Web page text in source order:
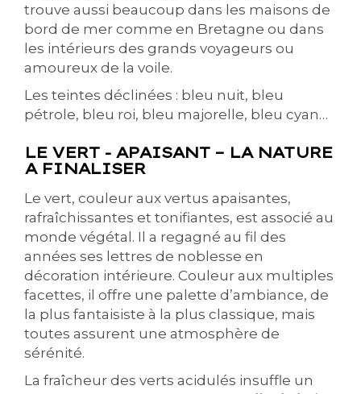
trouve aussi beaucoup dans les maisons de
bord de mer comme en Bretagne ou dans
les intérieurs des grands voyageurs ou
amoureux de la voile.
Les teintes déclinées : bleu nuit, bleu
pétrole, bleu roi, bleu majorelle, bleu cyan…
LE VERT - APAISANT – LA NATURE
A FINALISER
Le vert, couleur aux vertus apaisantes,
rafraîchissantes et tonifiantes, est associé au
monde végétal. Il a regagné au fil des
années ses lettres de noblesse en
décoration intérieure. Couleur aux multiples
facettes, il offre une palette d’ambiance, de
la plus fantaisiste à la plus classique, mais
toutes assurent une atmosphère de
sérénité.
La fraîcheur des verts acidulés insuffle un